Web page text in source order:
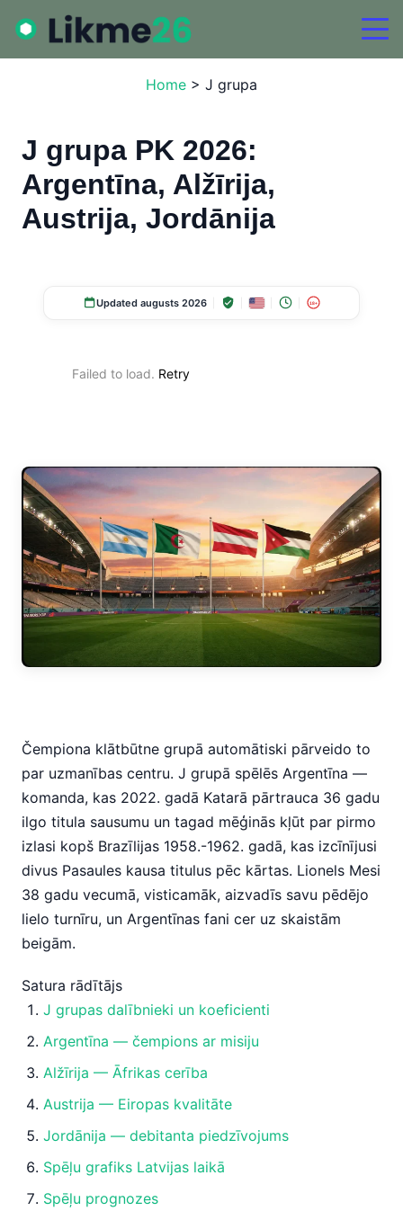
Home > J grupa
J grupa PK 2026:
Argentīna, Alžīrija,
Austrija, Jordānija
Updated augusts 2026 18+
Failed to load. Retry
Čempiona klātbūtne grupā automātiski pārveido to
par uzmanības centru. J grupā spēlēs Argentīna —
komanda, kas 2022. gadā Katarā pārtrauca 36 gadu
ilgo titula sausumu un tagad mēģinās kļūt par pirmo
izlasi kopš Brazīlijas 1958.-1962. gadā, kas izcīnījusi
divus Pasaules kausa titulus pēc kārtas. Lionels Mesi
38 gadu vecumā, visticamāk, aizvadīs savu pēdējo
lielo turnīru, un Argentīnas fani cer uz skaistām
beigām.
Satura rādītājs
J grupas dalībnieki un koeficienti
Argentīna — čempions ar misiju
Alžīrija — Āfrikas cerība
Austrija — Eiropas kvalitāte
Jordānija — debitanta piedzīvojums
Spēļu grafiks Latvijas laikā
Spēļu prognozes